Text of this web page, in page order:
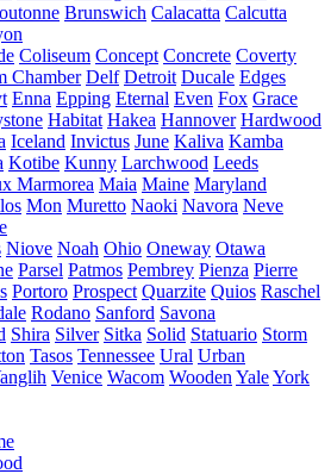
Brunswich Calacatta Calcutta
Coliseum Concept Concrete Coverty
Chamber Delf Detroit Ducale Edges
Enna Epping Eternal Even Fox Grace
Habitat Hakea Hannover Hardwood
Iceland Invictus June Kaliva Kamba
Kotibe Kunny Larchwood Leeds
Marmorea Maia Maine Maryland
Mon Muretto Naoki Navora Neve
Niove Noah Ohio Oneway Otawa
Parsel Patmos Pembrey Pienza Pierre
Portoro Prospect Quarzite Quios Raschel
Rodano Sanford Savona
Shira Silver Sitka Solid Statuario Storm
Tasos Tennessee Ural Urban
Venice Wacom Wooden YaleYork